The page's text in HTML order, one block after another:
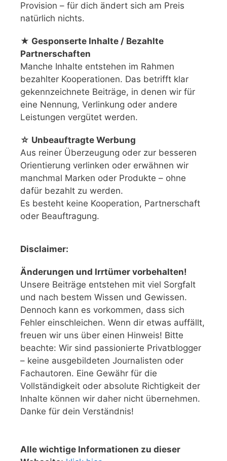
Provision – für dich ändert sich am Preis
natürlich nichts.
★ Gesponserte Inhalte / Bezahlte
Partnerschaften
Manche Inhalte entstehen im Rahmen
bezahlter Kooperationen. Das betrifft klar
gekennzeichnete Beiträge, in denen wir für
eine Nennung, Verlinkung oder andere
Leistungen vergütet werden.
☆ Unbeauftragte Werbung
Aus reiner Überzeugung oder zur besseren
Orientierung verlinken oder erwähnen wir
manchmal Marken oder Produkte – ohne
dafür bezahlt zu werden.
Es besteht keine Kooperation, Partnerschaft
oder Beauftragung.
Disclaimer:
Änderungen und Irrtümer vorbehalten!
Unsere Beiträge entstehen mit viel Sorgfalt
und nach bestem Wissen und Gewissen.
Dennoch kann es vorkommen, dass sich
Fehler einschleichen. Wenn dir etwas auffällt,
freuen wir uns über einen Hinweis! Bitte
beachte: Wir sind passionierte Privatblogger
– keine ausgebildeten Journalisten oder
Fachautoren. Eine Gewähr für die
Vollständigkeit oder absolute Richtigkeit der
Inhalte können wir daher nicht übernehmen.
Danke für dein Verständnis!
Alle wichtige Informationen zu dieser